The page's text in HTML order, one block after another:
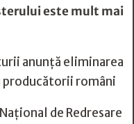
este mult mai
anunță eliminarea
producătorii români
de Redresare